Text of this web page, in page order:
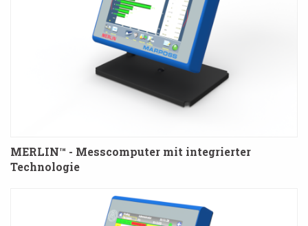
MERLIN™ - Messcomputer mit integrierter
Technologie